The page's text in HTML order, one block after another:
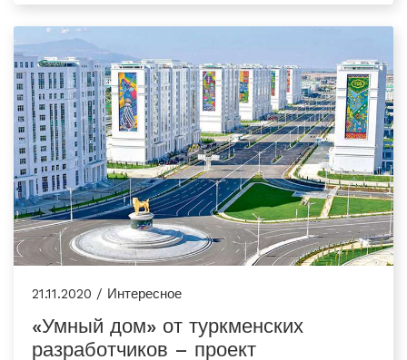
21.11.2020 / Интересное
«Умный дом» от туркменских
разработчиков – проект